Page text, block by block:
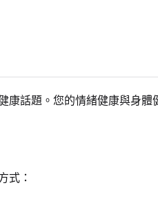
話題。您的情緒健康與身
式：